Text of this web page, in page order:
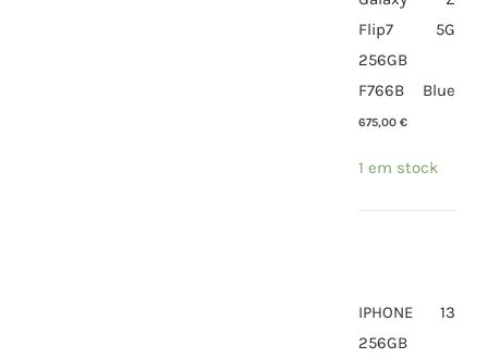
Flip7 5G
256GB
F766B Blue
675,00 €
1 em stock
IPHONE 13
256GB